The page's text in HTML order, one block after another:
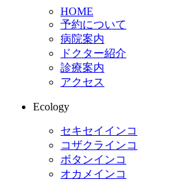
HOME
予約について
病院案内
ドクター紹介
診療案内
アクセス
Ecology
セキセイインコ
コザクラインコ
ボタンインコ
オカメインコ